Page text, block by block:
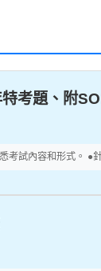
考題、附
考試內容和形式。 ●